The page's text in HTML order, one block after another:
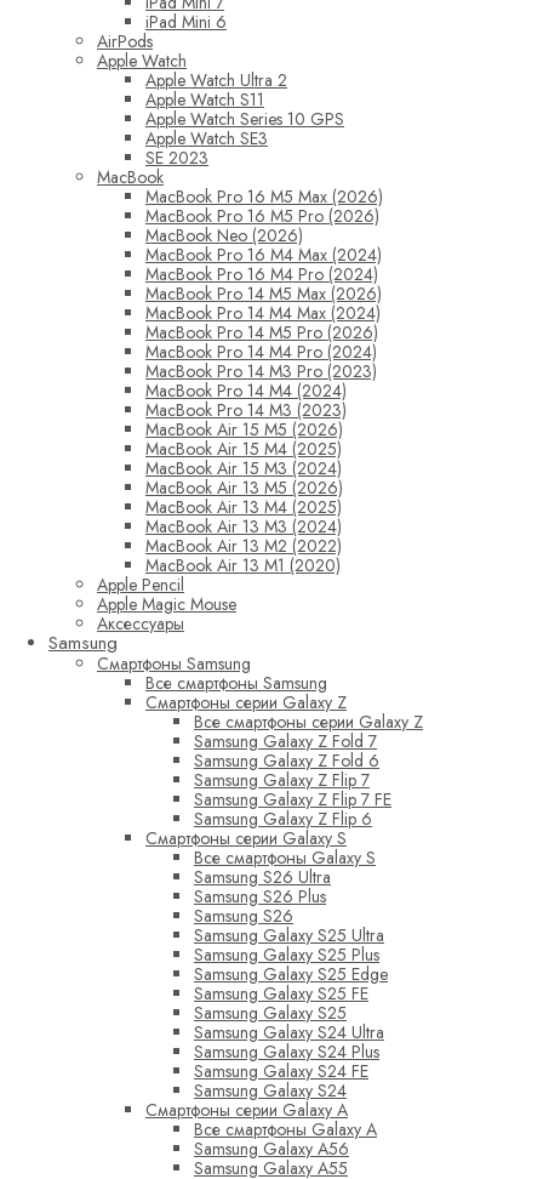
iPad Mini 6
AirPods
Apple Watch
Apple Watch Ultra 2
Apple Watch S11
Apple Watch Series 10 GPS
Apple Watch SE3
SE 2023
MacBook
MacBook Pro 16 M5 Max (2026)
MacBook Pro 16 M5 Pro (2026)
MacBook Neo (2026)
MacBook Pro 16 M4 Max (2024)
MacBook Pro 16 M4 Pro (2024)
MacBook Pro 14 M5 Max (2026)
MacBook Pro 14 M4 Max (2024)
MacBook Pro 14 M5 Pro (2026)
MacBook Pro 14 M4 Pro (2024)
MacBook Pro 14 M3 Pro (2023)
MacBook Pro 14 M4 (2024)
MacBook Pro 14 M3 (2023)
MacBook Air 15 M5 (2026)
MacBook Air 15 M4 (2025)
MacBook Air 15 M3 (2024)
MacBook Air 13 M5 (2026)
MacBook Air 13 M4 (2025)
MacBook Air 13 M3 (2024)
MacBook Air 13 M2 (2022)
MacBook Air 13 M1 (2020)
Apple Pencil
Apple Magic Mouse
Аксессуары
Samsung
Смартфоны Samsung
Все смартфоны Samsung
Смартфоны серии Galaxy Z
Все смартфоны серии Galaxy Z
Samsung Galaxy Z Fold 7
Samsung Galaxy Z Fold 6
Samsung Galaxy Z Flip 7
Samsung Galaxy Z Flip 7 FE
Samsung Galaxy Z Flip 6
Смартфоны серии Galaxy S
Все смартфоны Galaxy S
Samsung S26 Ultra
Samsung S26 Plus
Samsung S26
Samsung Galaxy S25 Ultra
Samsung Galaxy S25 Plus
Samsung Galaxy S25 Edge
Samsung Galaxy S25 FE
Samsung Galaxy S25
Samsung Galaxy S24 Ultra
Samsung Galaxy S24 Plus
Samsung Galaxy S24 FE
Samsung Galaxy S24
Смартфоны серии Galaxy A
Все смартфоны Galaxy A
Samsung Galaxy A56
Samsung Galaxy A55